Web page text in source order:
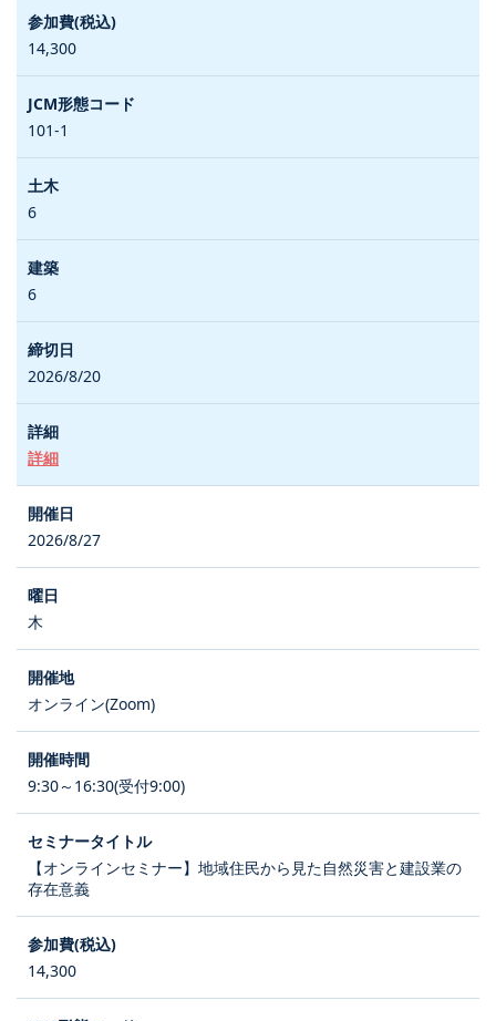
14,300
101-1
6
6
2026/8/20
詳細
2026/8/27
木
オンライン(Zoom)
9:30～16:30(受付9:00)
【オンラインセミナー】地域住民から見た自然災害と建設業の
存在意義
14,300